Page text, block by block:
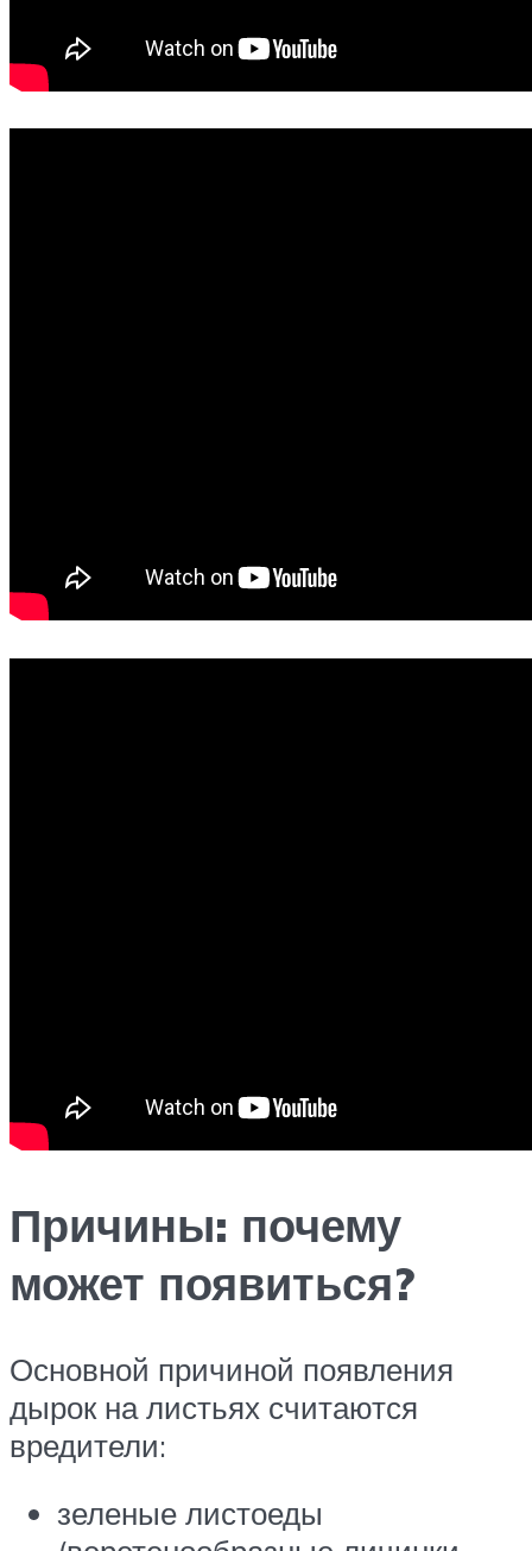
Причины: почему
может появиться?
Основной причиной появления
дырок на листьях считаются
вредители:
зеленые листоеды